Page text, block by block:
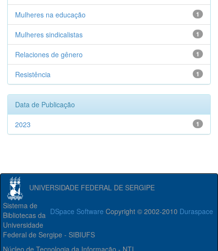
1
Mulheres na educação
1
Mulheres sindicalistas
1
Relaciones de gênero
1
Resistência
Data de Publicação
1
2023
UNIVERSIDADE FEDERAL DE SERGIPE
DSpace Software Copyright © 2002-2010 Duraspace
Sistema de
Bibliotecas da
Universidade
Federal de Sergipe - SIBIUFS
Núcleo de Tecnologia da Informação - NTI